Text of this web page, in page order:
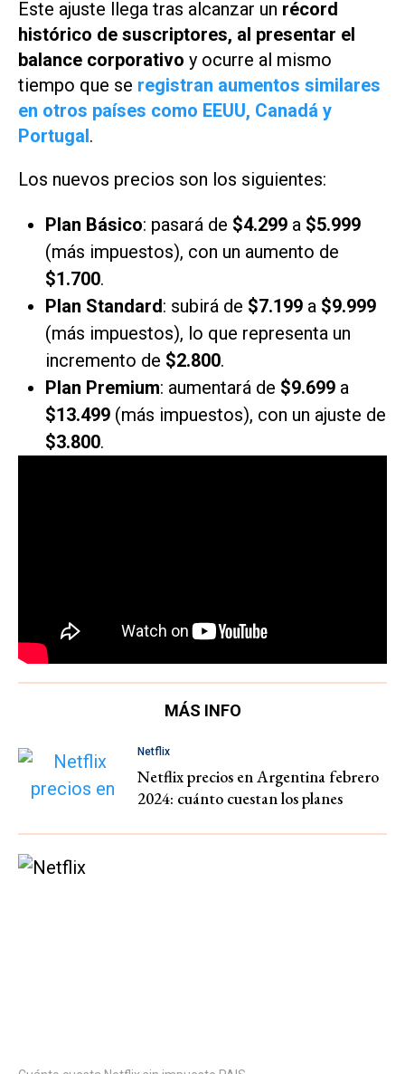
Este ajuste llega tras alcanzar un récord
histórico de suscriptores, al presentar el
balance corporativo y ocurre al mismo
tiempo que se registran aumentos similares
en otros países como EEUU, Canadá y
Portugal.
Los nuevos precios son los siguientes:
Plan Básico: pasará de $4.299 a $5.999
(más impuestos), con un aumento de
$1.700.
Plan Standard: subirá de $7.199 a $9.999
(más impuestos), lo que representa un
incremento de $2.800.
Plan Premium: aumentará de $9.699 a
$13.499 (más impuestos), con un ajuste de
$3.800.
MÁS INFO
Netflix
Netflix precios en Argentina febrero
2024: cuánto cuestan los planes